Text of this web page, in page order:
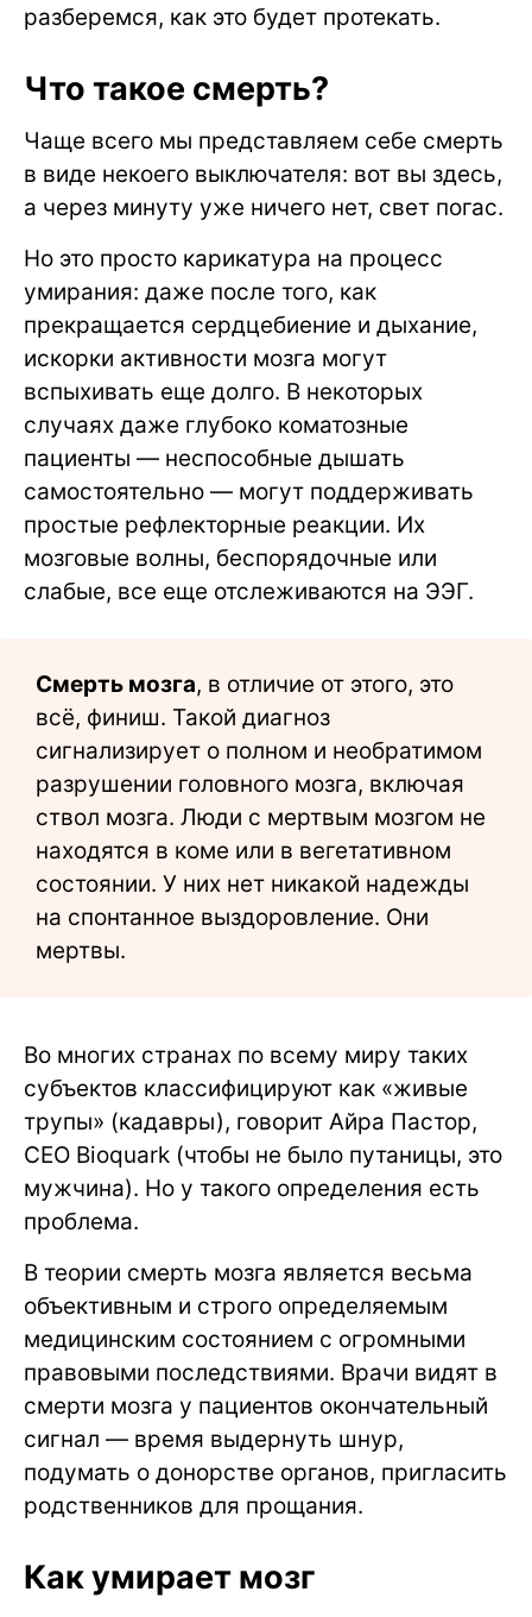
разберемся, как это будет протекать.
Что такое смерть?
Чаще всего мы представляем себе смерть
в виде некоего выключателя: вот вы здесь,
а через минуту уже ничего нет, свет погас.
Но это просто карикатура на процесс
умирания: даже после того, как
прекращается сердцебиение и дыхание,
искорки активности мозга могут
вспыхивать еще долго. В некоторых
случаях даже глубоко коматозные
пациенты — неспособные дышать
самостоятельно — могут поддерживать
простые рефлекторные реакции. Их
мозговые волны, беспорядочные или
слабые, все еще отслеживаются на ЭЭГ.
Смерть мозга, в отличие от этого, это
всё, финиш. Такой диагноз
сигнализирует о полном и необратимом
разрушении головного мозга, включая
ствол мозга. Люди с мертвым мозгом не
находятся в коме или в вегетативном
состоянии. У них нет никакой надежды
на спонтанное выздоровление. Они
мертвы.
Во многих странах по всему миру таких
субъектов классифицируют как «живые
трупы» (кадавры), говорит Айра Пастор,
CEO Bioquark (чтобы не было путаницы, это
мужчина). Но у такого определения есть
проблема.
В теории смерть мозга является весьма
объективным и строго определяемым
медицинским состоянием с огромными
правовыми последствиями. Врачи видят в
смерти мозга у пациентов окончательный
сигнал — время выдернуть шнур,
подумать о донорстве органов, пригласить
родственников для прощания.
Как умирает мозг